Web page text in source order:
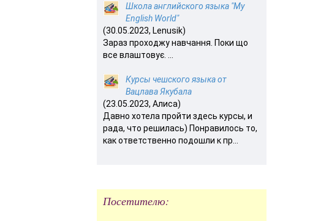
Школа английского языка "My
English World"
(30.05.2023, Lenusik)
Зараз проходжу навчання. Поки що
все влаштовує. ...
Курсы чешского языка от
Вацлава Якубала
(23.05.2023, Алиса)
Давно хотела пройти здесь курсы, и
рада, что решилась) Понравилось то,
как ответственно подошли к пр...
Посетителю: